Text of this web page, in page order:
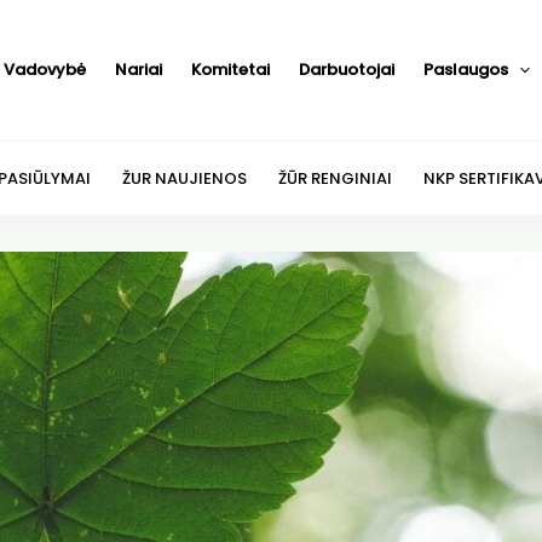
Vadovybė Nariai Komitetai Darbuotojai Paslaugos
ŽUR NAUJIENOS ŽŪR RENGINIAI NKP